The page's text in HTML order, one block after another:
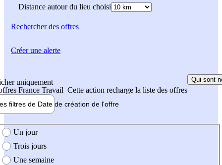
Distance autour du lieu choisi
Rechercherdes offres
uniquement
France Travail Cette action recharge la liste des offres
Qui sont
filtres de Date de création de l'offre
création de l'offre
Un jour
Trois jours
Une semaine
Créer une alerte